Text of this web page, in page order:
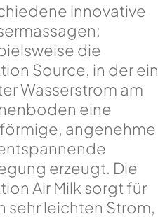
innovative
die
Source, in der ein
Wasserstrom am
eine
angenehme
erzeugt. Die
Air Milk sorgt für
sehr leichten Strom,